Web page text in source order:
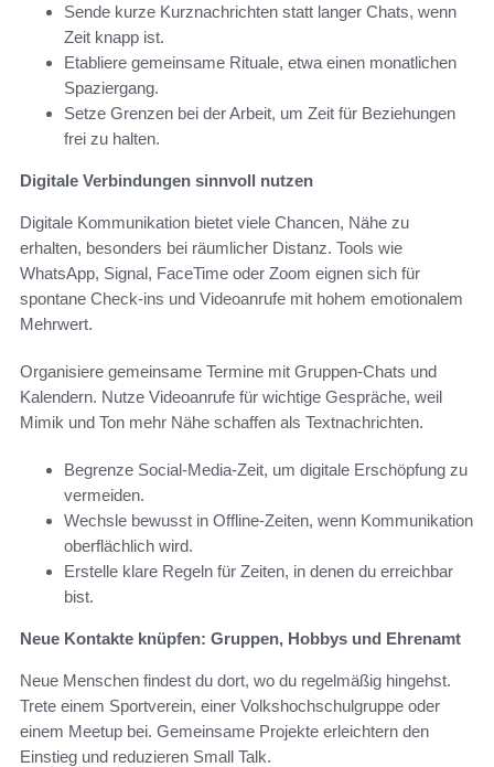
Sende kurze Kurznachrichten statt langer Chats, wenn
Zeit knapp ist.
Etabliere gemeinsame Rituale, etwa einen monatlichen
Spaziergang.
Setze Grenzen bei der Arbeit, um Zeit für Beziehungen
frei zu halten.
Digitale Verbindungen sinnvoll nutzen
Digitale Kommunikation bietet viele Chancen, Nähe zu
erhalten, besonders bei räumlicher Distanz. Tools wie
WhatsApp, Signal, FaceTime oder Zoom eignen sich für
spontane Check-ins und Videoanrufe mit hohem emotionalem
Mehrwert.
Organisiere gemeinsame Termine mit Gruppen-Chats und
Kalendern. Nutze Videoanrufe für wichtige Gespräche, weil
Mimik und Ton mehr Nähe schaffen als Textnachrichten.
Begrenze Social-Media-Zeit, um digitale Erschöpfung zu
vermeiden.
Wechsle bewusst in Offline-Zeiten, wenn Kommunikation
oberflächlich wird.
Erstelle klare Regeln für Zeiten, in denen du erreichbar
bist.
Neue Kontakte knüpfen: Gruppen, Hobbys und Ehrenamt
Neue Menschen findest du dort, wo du regelmäßig hingehst.
Trete einem Sportverein, einer Volkshochschulgruppe oder
einem Meetup bei. Gemeinsame Projekte erleichtern den
Einstieg und reduzieren Small Talk.